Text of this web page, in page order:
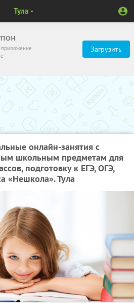
Загрузить
Тула
онлайн-занятия с
школьным предметам для
подготовку к ЕГЭ, ОГЭ,
«Нешкола». Тула